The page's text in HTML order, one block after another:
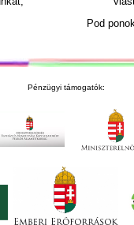
Pod
Pénzügyi támogatók: